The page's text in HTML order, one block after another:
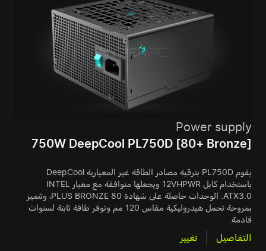
Power supply
750W DeepCool PL750D [80+ Bronze]
يقوم PL750D بترقية مصادر الطاقة غير المعيارية DeepCool
باستخدام كابل 12VHPWR ويجعلها متوافقة مع معيار INTEL
ATX3.0. الوحدات حاصلة على شهادة 80 PLUS BRONZE، وتتميز
بمروحة تحمل هيدروليكية مقاس 120 مم وتوفر طاقة ثابتة لسنوات
قادمة.
التفاصيل تغيير